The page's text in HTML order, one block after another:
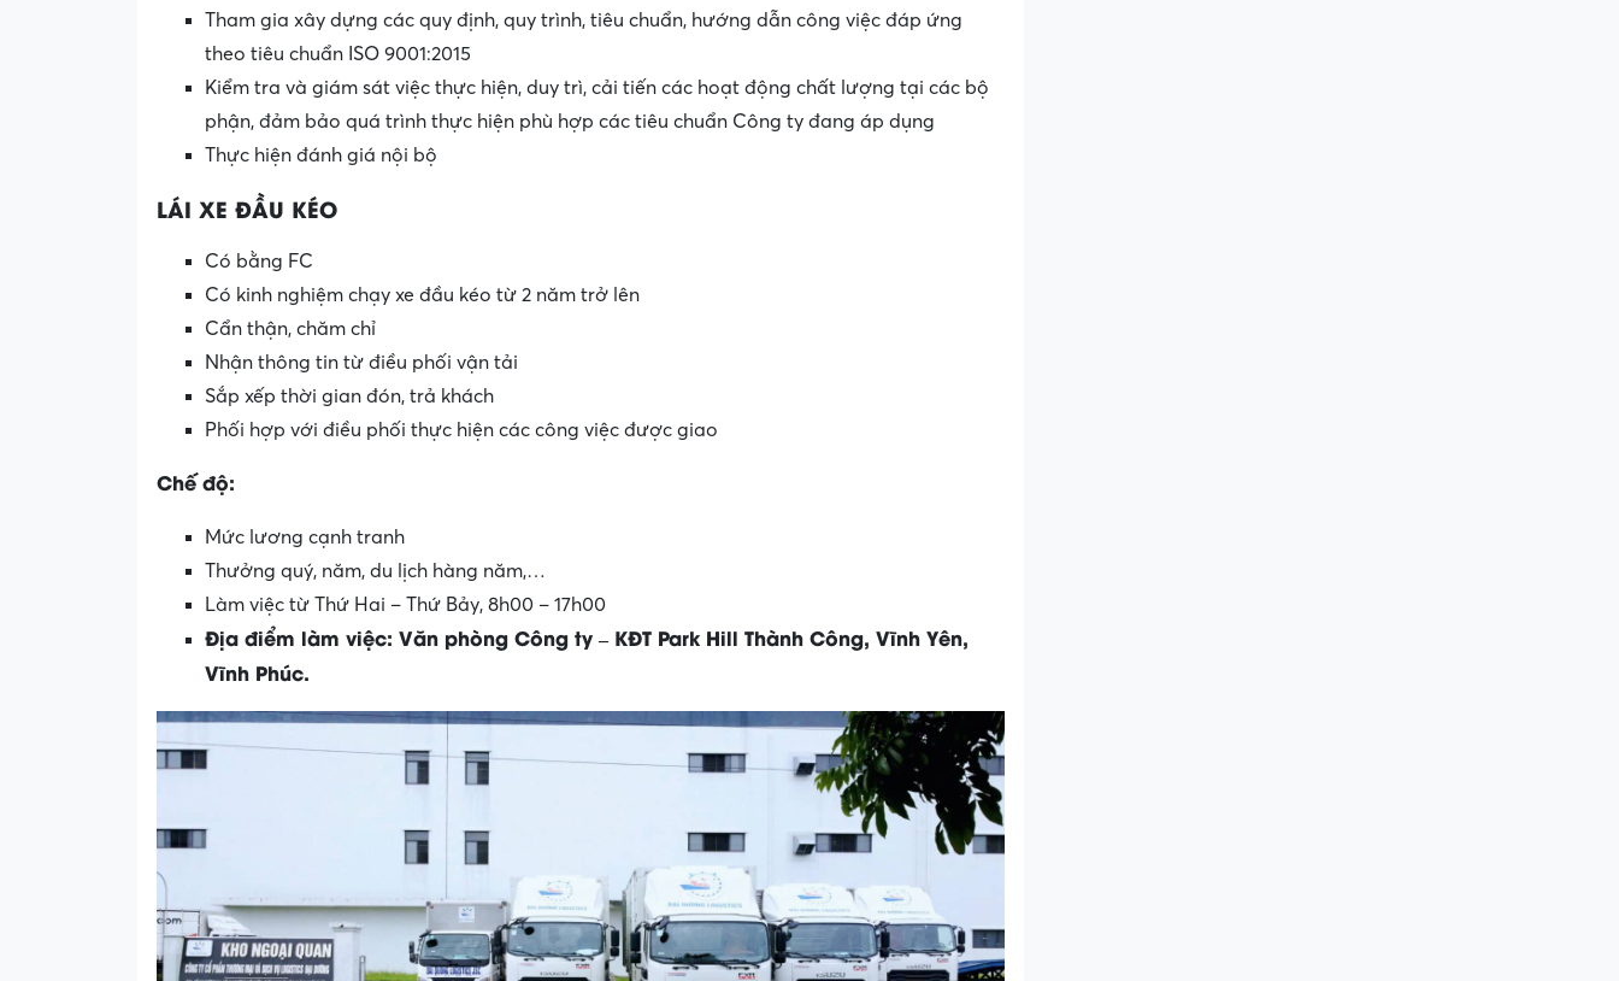
Tham gia xây dựng các quy định, quy trình, tiêu chuẩn, hướng dẫn công việc đáp ứng
theo tiêu chuẩn ISO 9001:2015
Kiểm tra và giám sát việc thực hiện, duy trì, cải tiến các hoạt động chất lượng tại các bộ
phận, đảm bảo quá trình thực hiện phù hợp các tiêu chuẩn Công ty đang áp dụng
Thực hiện đánh giá nội bộ
LÁI XE ĐẦU KÉO
Có bằng FC
Có kinh nghiệm chạy xe đầu kéo từ 2 năm trở lên
Cẩn thận, chăm chỉ
Nhận thông tin từ điều phối vận tải
Sắp xếp thời gian đón, trả khách
Phối hợp với điều phối thực hiện các công việc được giao
Chế độ:
Mức lương cạnh tranh
Thưởng quý, năm, du lịch hàng năm,…
Làm việc từ Thứ Hai – Thứ Bảy, 8h00 – 17h00
Địa điểm làm việc: Văn phòng Công ty – KĐT Park Hill Thành Công, Vĩnh Yên,
Vĩnh Phúc.